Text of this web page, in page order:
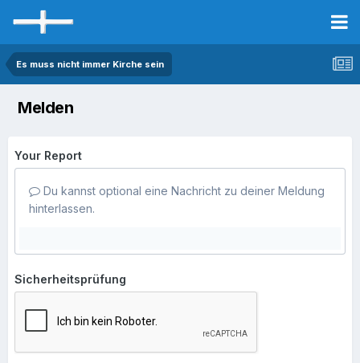
Es muss nicht immer Kirche sein
Melden
Your Report
Du kannst optional eine Nachricht zu deiner Meldung
hinterlassen.
Sicherheitsprüfung